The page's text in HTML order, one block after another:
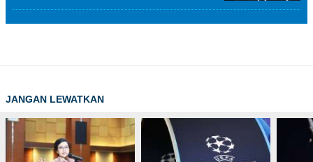
JANGAN LEWATKAN